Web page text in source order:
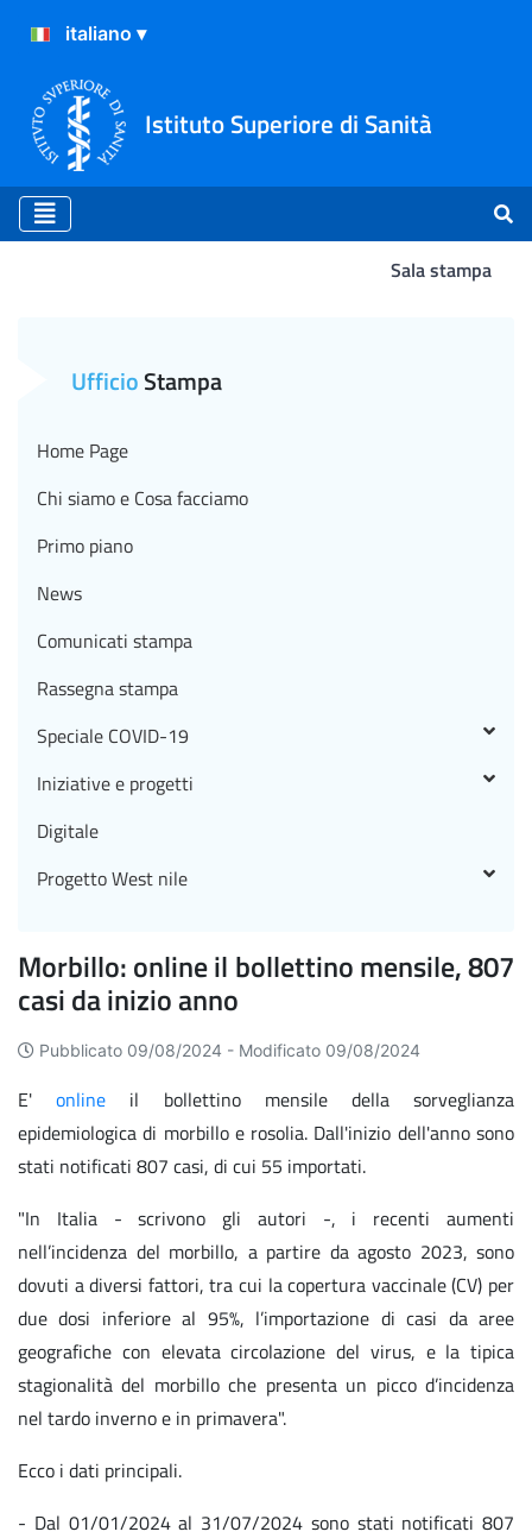
Istituto Superiore di Sanità
Sala stampa
Morbillo: online il bollettino mensile, 807
casi da inizio anno
Pubblicato 09/08/2024 - Modificato 09/08/2024
E'online il bollettino mensile della sorveglianza
epidemiologica di morbillo e rosolia. Dall'inizio dell'anno sono
stati notificati 807 casi, di cui 55 importati.
"In Italia - scrivono gli autori -, i recenti aumenti
nell’incidenza del morbillo, a partire da agosto 2023, sono
dovuti a diversi fattori, tra cui la copertura vaccinale (CV) per
due dosi inferiore al 95%, l’importazione di casi da aree
geografiche con elevata circolazione del virus, e la tipica
stagionalità del morbillo che presenta un picco d’incidenza
nel tardo inverno e in primavera".
Ecco i dati principali.
- Dal 01/01/2024 al 31/07/2024 sono stati notificati 807
UfficioStampa
Home Page
Chi siamo e Cosa facciamo
Primo piano
News
Comunicati stampa
Rassegna stampa
Speciale COVID-19
Iniziative e progetti
Digitale
Progetto West nile